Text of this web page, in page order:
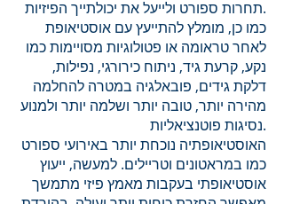
תחרות ספורט ולייעל את יכולתייך הפיזיות.
כמו כן, מומלץ להתייעץ עם אוסטיאופת
לאחר טראומה או פטולוגיות מסויימות כמו
נקע, קרעת גיד, ניתוח כירורגי, נפילות,
דלקת גידים, פובאלגיה במטרה להחלמה
מהירה יותר, טובה יותר ושלמה יותר ולמנוע
נסיגות פוטנציאליות.
האוסטיאופתיה נוכחת יותר באירועי ספורט
כמו במראטונים וטריילים. למעשה, ייעוץ
אוסטיאופתי בעקבות מאמץ פיזי מתמשך